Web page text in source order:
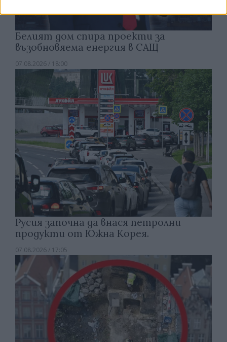
Белият дом спира проекти за
възобновяема енергия в САЩ
07.08.2026 / 18:00
Русия започна да внася петролни
продукти от Южна Корея.
07.08.2026 / 17:05